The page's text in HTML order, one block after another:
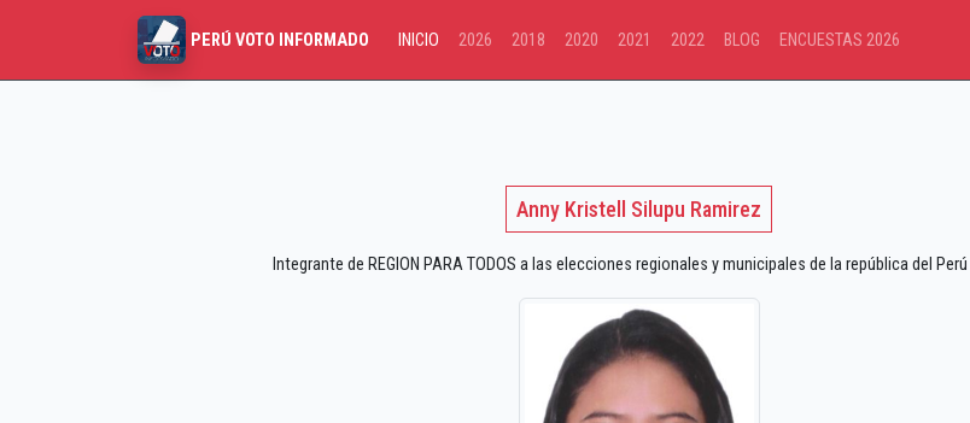
PERÚ VOTO INFORMADO INICIO 2026 2018 2020 2021 2022 BLOG ENCUESTAS 2026
Anny Kristell Silupu Ramirez
Integrante de REGION PARA TODOS a las elecciones regionales y municipales de la república del